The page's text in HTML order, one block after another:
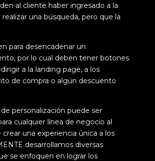
al cliente haber ingresado a la
una búsqueda, pero que la
para desencadenar un
por lo cual deben tener botones
a la landing page, a los
de compra o algún descuento
personalización puede ser
cualquier línea de negocio al
una experiencia única a los
desarrollamos diversas
se enfoquen en lograr los